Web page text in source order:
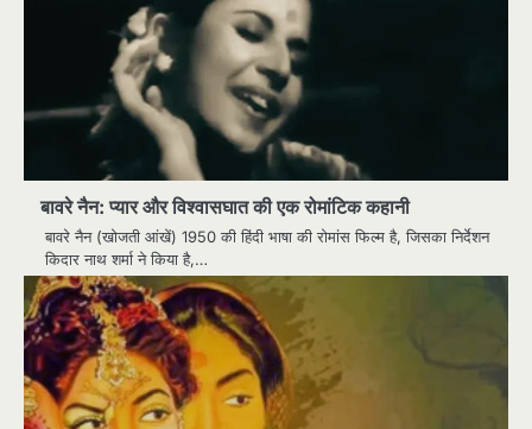
बावरे नैन: प्यार और विश्वासघात की एक रोमांटिक कहानी
बावरे नैन (खोजती आंखें) 1950 की हिंदी भाषा की रोमांस फिल्म है, जिसका निर्देशन
किदार नाथ शर्मा ने किया है,…